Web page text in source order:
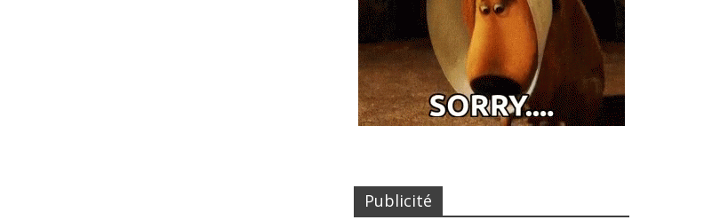
Publicité